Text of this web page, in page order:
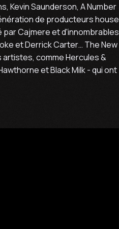
Kevin Saunderson, A Number
de producteurs house
Cajmere et d'innombrables
et Derrick Carter… The New
comme Hercules &
et Black Milk - qui ont